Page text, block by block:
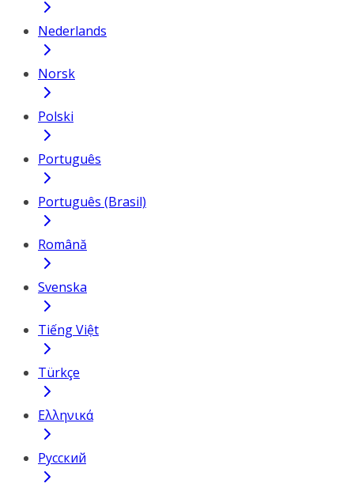
Nederlands
Norsk
Polski
Português
Português (Brasil)
Română
Svenska
Tiếng Việt
Türkçe
Ελληνικά
Русский